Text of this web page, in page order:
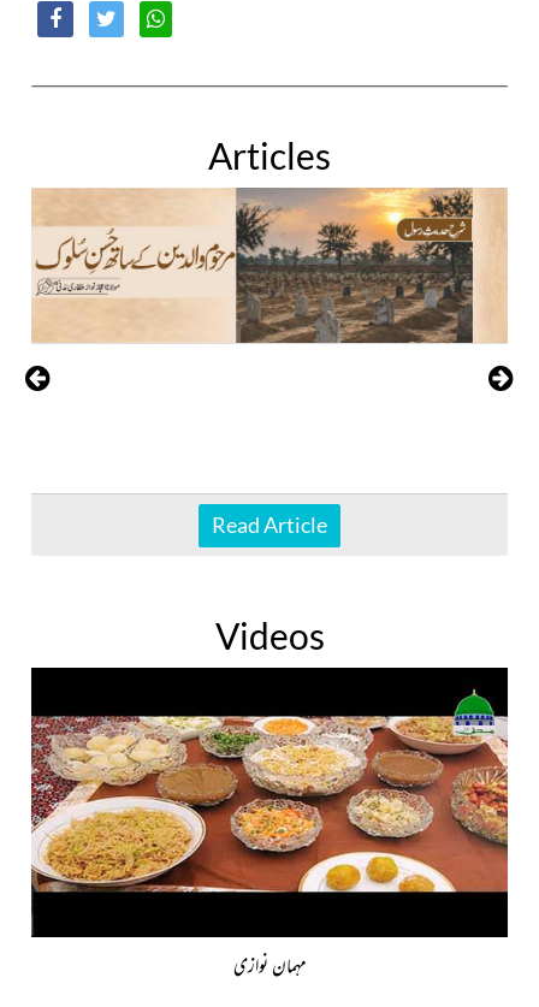
Articles
Read Article
Videos
مہمان نوازی